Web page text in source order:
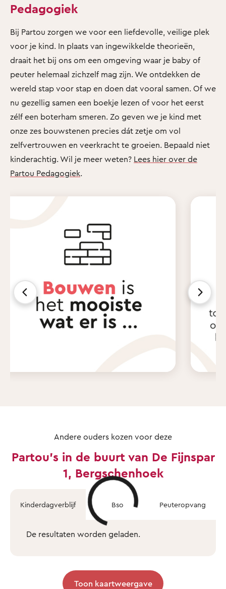
Pedagogiek
Bij Partou zorgen we voor een liefdevolle, veilige plek
voor je kind. In plaats van ingewikkelde theorieën,
draait het bij ons om een omgeving waar je baby of
peuter helemaal zichzelf mag zijn. We ontdekken de
wereld stap voor stap en doen dat vooral samen. Of we
nu gezellig samen een boekje lezen of voor het eerst
zélf een boterham smeren. Zo geven we je kind met
onze zes bouwstenen precies dát zetje om vol
zelfvertrouwen en veerkracht te groeien. Bepaald niet
kinderachtig. Wil je meer weten? Lees hier over de
Partou Pedagogiek.
Andere ouders kozen voor deze
Partou's in de buurt van De Fijnspar
1, Bergschenhoek
Kinderdagverblijf Bso Peuteropvang
De resultaten worden geladen.
Toon kaartweergave